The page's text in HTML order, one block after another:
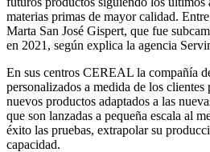
materias primas de mayor calidad.
Marta San José Gispert, que fue
en 2021, según explica la agencia
En sus centros CEREAL la compañía
personalizados a medida de los clientes
nuevos productos adaptados a las
que son lanzadas a pequeña escala al
éxito las pruebas, extrapolar su
capacidad.